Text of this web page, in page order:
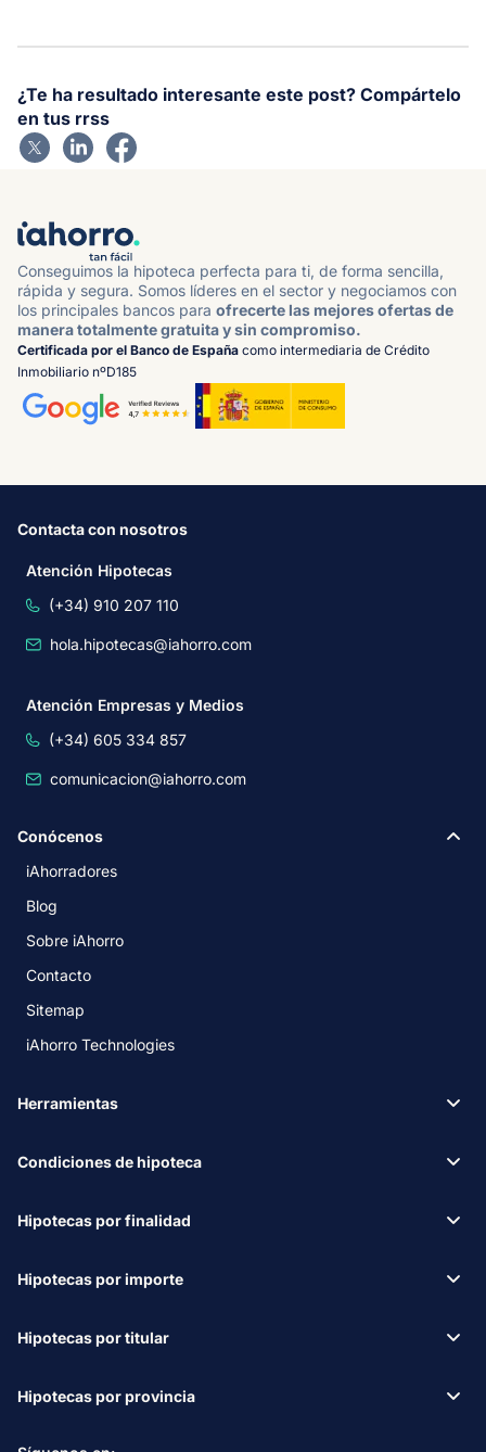
¿Te ha resultado interesante este post? Compártelo
en tus rrss
Conseguimos la hipoteca perfecta para ti, de forma sencilla,
rápida y segura. Somos líderes en el sector y negociamos con
los principales bancos para ofrecerte las mejores ofertas de
manera totalmente gratuita y sin compromiso.
Certificada por el Banco de España como intermediaria de Crédito
Inmobiliario nºD185
Contacta con nosotros
Atención Hipotecas
(+34) 910 207 110
hola.hipotecas@iahorro.com
Atención Empresas y Medios
(+34) 605 334 857
comunicacion@iahorro.com
Conócenos
iAhorradores
Blog
Sobre iAhorro
Contacto
Sitemap
iAhorro Technologies
Herramientas
Condiciones de hipoteca
Hipotecas por finalidad
Hipotecas por importe
Hipotecas por titular
Hipotecas por provincia